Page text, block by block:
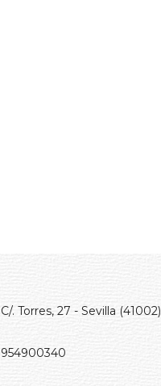
C/. Torres, 27 - Sevilla (41002)
954900340